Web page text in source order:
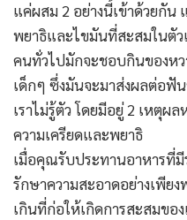
แค่ผสม 2 อย่างนี้เข้าด้วยกัน
พยาธิและไขมันที่สะสมในตัว
คนทั่วไปมักจะชอบกินของห
เด็กๆ ซึ่งมันจะมาส่งผลต่อฟั
เราไม่รู้ตัว โดยมีอยู่ 2 เหตุ
ความเครียดและพยาธิ
เมื่อคุณรับประทานอาหารที่
รักษาความสะอาดอย่างเพีย
เกินที่ก่อให้เกิดการสะสมขอ